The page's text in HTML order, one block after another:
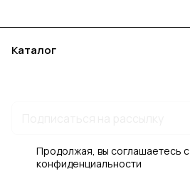
Каталог
Продолжая, вы соглашаетесь с
конфиденциальности